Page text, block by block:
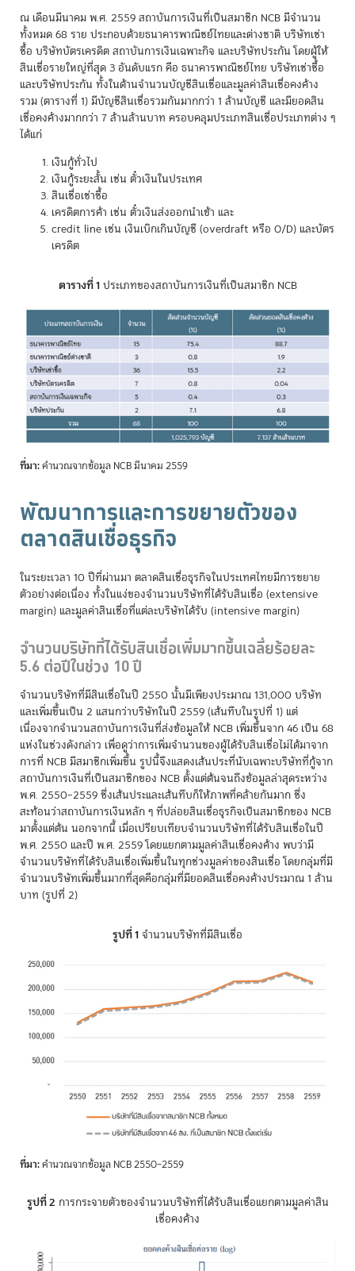
ณ เดือนมีนาคม พ.ศ. 2559 สถาบันการเงินที่เป็นสมาชิก NCB มีจำนวน
ทั้งหมด 68 ราย ประกอบด้วยธนาคารพาณิชย์ไทยและต่างชาติ บริษัทเช่า
ซื้อ บริษัทบัตรเครดิต สถาบันการเงินเฉพาะกิจ และบริษัทประกัน โดยผู้ให้
สินเชื่อรายใหญ่ที่สุด 3 อันดับแรก คือ ธนาคารพาณิชย์ไทย บริษัทเช่าซื้อ
และบริษัทประกัน ทั้งในด้านจำนวนบัญชีสินเชื่อและมูลค่าสินเชื่อคงค้าง
รวม (ตารางที่ 1) มีบัญชีสินเชื่อรวมกันมากกว่า 1 ล้านบัญชี และมียอดสิน
เชื่อคงค้างมากกว่า 7 ล้านล้านบาท ครอบคลุมประเภทสินเชื่อประเภทต่าง ๆ
ได้แก่
เงินกู้ทั่วไป
เงินกู้ระยะสั้น เช่น ตั๋วเงินในประเทศ
สินเชื่อเช่าซื้อ
เครดิตการค้า เช่น ตั๋วเงินส่งออกนำเข้า และ
credit line เช่น เงินเบิกเกินบัญชี (overdraft หรือ O/D) และบัตร
เครดิต
ตารางที่ 1ประเภทของสถาบันการเงินที่เป็นสมาชิก NCB
ที่มา:คำนวณจากข้อมูล NCB มีนาคม 2559
พัฒนาการและการขยายตัวของ
ตลาดสินเชื่อธุรกิจ
ในระยะเวลา 10 ปีที่ผ่านมา ตลาดสินเชื่อธุรกิจในประเทศไทยมีการขยาย
ตัวอย่างต่อเนื่อง ทั้งในแง่ของจำนวนบริษัทที่ได้รับสินเชื่อ (extensive
margin) และมูลค่าสินเชื่อที่แต่ละบริษัทได้รับ (intensive margin)
จำนวนบริษัทที่ได้รับสินเชื่อเพิ่มมากขึ้นเฉลี่ยร้อยละ
5.6 ต่อปีในช่วง 10 ปี
จำนวนบริษัทที่มีสินเชื่อในปี 2550 นั้นมีเพียงประมาณ 131,000 บริษัท
และเพิ่มขึ้นเป็น 2 แสนกว่าบริษัทในปี 2559 (เส้นทึบในรูปที่ 1) แต่
เนื่องจากจำนวนสถาบันการเงินที่ส่งข้อมูลให้ NCB เพิ่มขึ้นจาก 46 เป็น 68
แห่งในช่วงดังกล่าว เพื่อดูว่าการเพิ่มจำนวนของผู้ได้รับสินเชื่อไม่ได้มาจาก
การที่ NCB มีสมาชิกเพิ่มขึ้น รูปนี้จึงแสดงเส้นประที่นับเฉพาะบริษัทที่กู้จาก
สถาบันการเงินที่เป็นสมาชิกของ NCB ตั้งแต่ต้นจนถึงข้อมูลล่าสุดระหว่าง
พ.ศ. 2550–2559 ซึ่งเส้นประและเส้นทึบก็ให้ภาพที่คล้ายกันมาก ซึ่ง
สะท้อนว่าสถาบันการเงินหลัก ๆ ที่ปล่อยสินเชื่อธุรกิจเป็นสมาชิกของ NCB
มาตั้งแต่ต้น นอกจากนี้ เมื่อเปรียบเทียบจำนวนบริษัทที่ได้รับสินเชื่อในปี
พ.ศ. 2550 และปี พ.ศ. 2559 โดยแยกตามมูลค่าสินเชื่อคงค้าง พบว่ามี
จำนวนบริษัทที่ได้รับสินเชื่อเพิ่มขึ้นในทุกช่วงมูลค่าของสินเชื่อ โดยกลุ่มที่มี
จำนวนบริษัทเพิ่มขึ้นมากที่สุดคือกลุ่มที่มียอดสินเชื่อคงค้างประมาณ 1 ล้าน
บาท (รูปที่ 2)
รูปที่ 1จำนวนบริษัทที่มีสินเชื่อ
ที่มา:คำนวณจากข้อมูล NCB 2550–2559
รูปที่ 2 การกระจายตัวของจำนวนบริษัทที่ได้รับสินเชื่อแยกตามมูลค่าสิน
เชื่อคงค้าง